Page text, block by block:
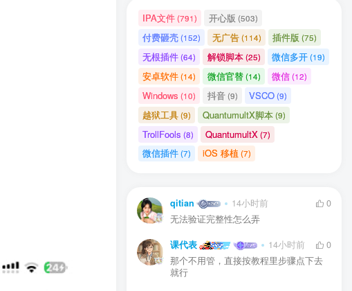
IPA文件(791) 开心版 (503)
付费砸壳(152) 无广告(114) 插件版 (75)
无根插件(64) 解锁脚本(25) 微信多开(19)
安卓软件(14) 微信官替(14) 微信(12)
Windows (10) 抖音(9) VSCO(9)
越狱工具(9) QuantumultX脚本(9)
TrollFools (8) QuantumultX(7)
微信插件(7) iOS 移植 (7)
qitian 14小时前
0
无法验证完整性怎么弄
课代表 14小时前
0
那个不用管，直接按教程里步骤点下去
就行